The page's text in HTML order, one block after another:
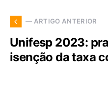
— ARTIGO ANTERIOR
Unifesp 2023:
isenção da taxa